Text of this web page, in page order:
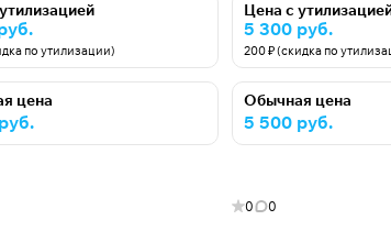
по утилизации)
цена
Цена с
5 300 руб.
200 ₽ (скидка по
Обычная цена
5 500 руб.
0 0